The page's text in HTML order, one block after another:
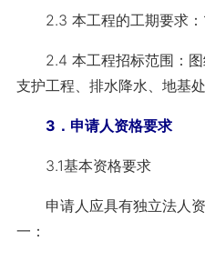
2.3 本工程的工期要求：
2.4 本工程招标范围：图
支护工程、排水降水、地基
3．申请人资格要求
3.1基本资格要求
申请人应具有独立法人资
一：